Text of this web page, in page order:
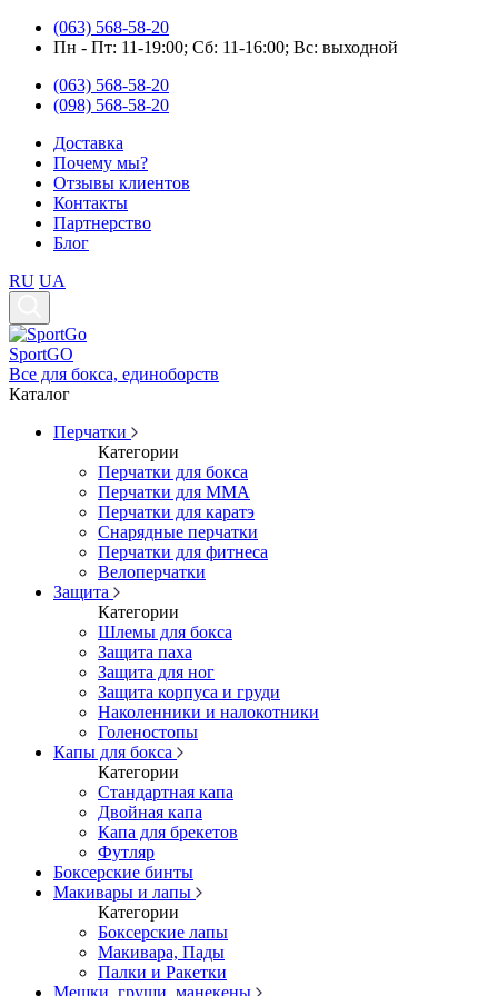
(063) 568-58-20
Пн - Пт: 11-19:00; Cб: 11-16:00; Вс: выходной
(063) 568-58-20
(098) 568-58-20
Доставка
Почему мы?
Отзывы клиентов
Контакты
Партнерство
Блог
RU UA
SportGO
Все для бокса, единоборств
Каталог
Перчатки
Категории
Перчатки для бокса
Перчатки для ММА
Перчатки для каратэ
Снарядные перчатки
Перчатки для фитнеса
Велоперчатки
Защита
Категории
Шлемы для бокса
Защита паха
Защита для ног
Защита корпуса и груди
Наколенники и налокотники
Голеностопы
Капы для бокса
Категории
Стандартная капа
Двойная капа
Капа для брекетов
Футляр
Боксерские бинты
Макивары и лапы
Категории
Боксерские лапы
Макивара, Пады
Палки и Ракетки
Мешки, груши, манекены